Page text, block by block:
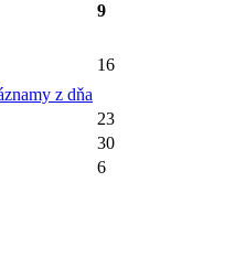
9
z dňa
16
23
30
6